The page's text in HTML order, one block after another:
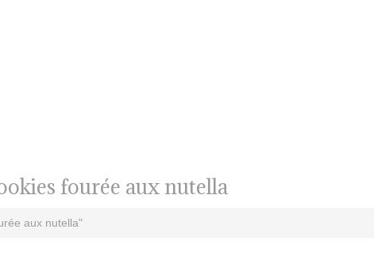
fourée aux nutella
aux nutella"